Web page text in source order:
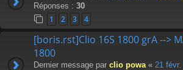
Réponses : 30
1 2 3 4
[boris.rst]Clio 16S 1800 grA -->
1800
Dernier message par clio powa « 21